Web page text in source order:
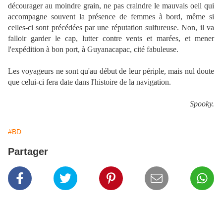
décourager au moindre grain, ne pas craindre le mauvais oeil qui
accompagne souvent la présence de femmes à bord, même si
celles-ci sont précédées par une réputation sulfureuse. Non, il va
falloir garder le cap, lutter contre vents et marées, et mener
l'expédition à bon port, à Guyanacapac, cité fabuleuse.
Les voyageurs ne sont qu'au début de leur périple, mais nul doute
que celui-ci fera date dans l'histoire de la navigation.
Spooky.
#BD
Partager